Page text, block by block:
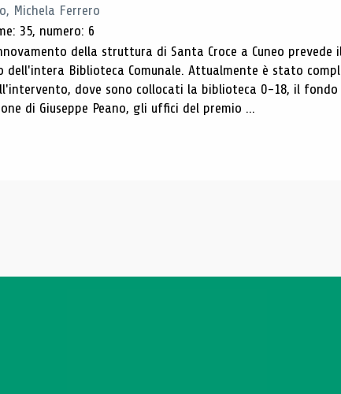
Michela Ferrero
35, numero: 6
della struttura di Santa Croce a Cuneo prevede
dell'intera Biblioteca Comunale. Attualmente è stato
dove sono collocati la biblioteca 0-18, il fondo
di Giuseppe Peano, gli uffici del premio ...